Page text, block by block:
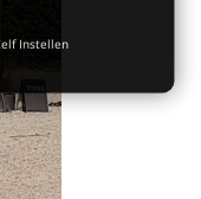
Instellen